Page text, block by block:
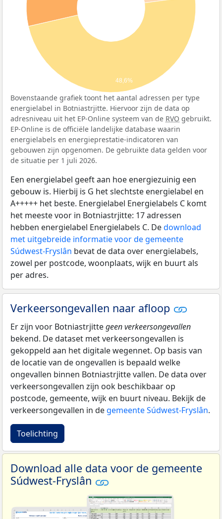
48,6%
Bovenstaande grafiek toont het aantal adressen per type
energielabel in Botniastrjitte. Hiervoor zijn de data op
adresniveau uit het EP-Online systeem van de RVO gebruikt.
EP-Online is de officiële landelijke database waarin
energielabels en energieprestatie-indicatoren van
gebouwen zijn opgenomen. De gebruikte data gelden voor
de situatie per 1 juli 2026.
Een energielabel geeft aan hoe energiezuinig een
gebouw is. Hierbij is G het slechtste energielabel en
A+++++ het beste. Energielabel Energielabels C komt
het meeste voor in Botniastrjitte: 17 adressen
hebben energielabel Energielabels C. Dedownload
met uitgebreide informatie voor de gemeente
Súdwest-Fryslân bevat de data over energielabels,
zowel per postcode, woonplaats, wijk en buurt als
per adres.
Verkeersongevallen naar afloop
Er zijn voor Botniastrjittegeen verkeersongevallen
bekend. De dataset met verkeersongevallen is
gekoppeld aan het digitale wegennet. Op basis van
de locatie van de ongevallen is bepaald welke
ongevallen binnen Botniastrjitte vallen. De data over
verkeersongevallen zijn ook beschikbaar op
postcode, gemeente, wijk en buurt niveau. Bekijk de
verkeersongevallen in de gemeente Súdwest-Fryslân.
Toelichting
Download alle data voor de gemeente
Súdwest-Fryslân